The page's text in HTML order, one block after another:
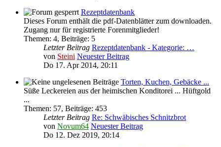
Rezeptdatenbank
Dieses Forum enthält die pdf-Datenblätter zum downloaden.
Zugang nur für registrierte Forenmitglieder!
Themen: 4, Beiträge: 5
Letzter Beitrag Rezeptdatenbank - Kategorie: …
von Steini Neuester Beitrag
Do 17. Apr 2014, 20:11
Torten, Kuchen, Gebäcke ...
Süße Leckereien aus der heimischen Konditorei ... Hüftgold
...
Themen: 57, Beiträge: 453
Letzter Beitrag Re: Schwäbisches Schnitzbrot
von Novum64 Neuester Beitrag
Do 12. Dez 2019, 20:14